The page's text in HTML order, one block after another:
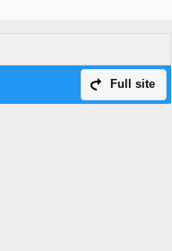
Full site